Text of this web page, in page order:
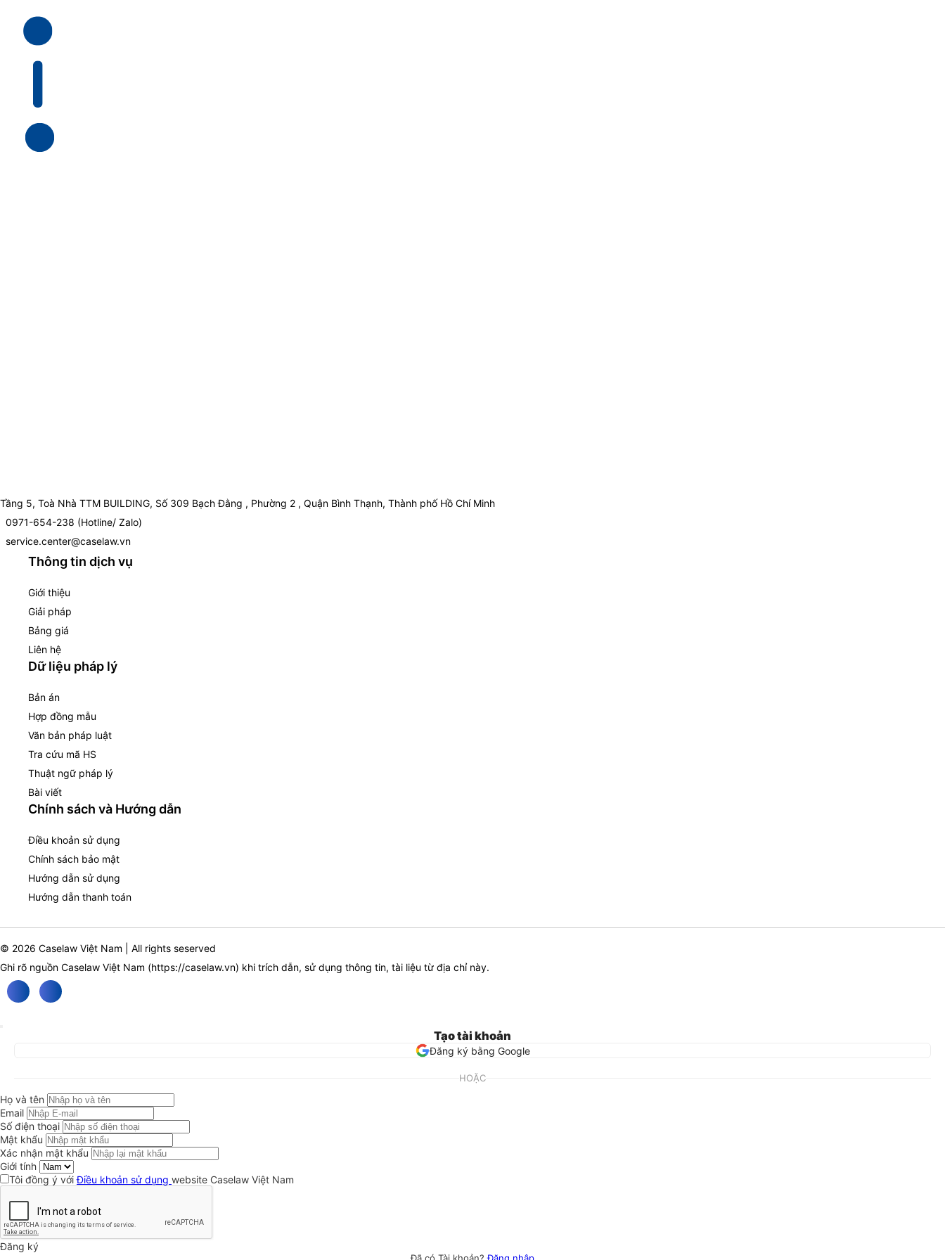
Tầng 5, Toà Nhà TTM BUILDING, Số 309 Bạch Đằng , Phường 2 , Quận Bình Thạnh, Thành phố Hồ Chí Minh
0971-654-238 (Hotline/ Zalo)
service.center@caselaw.vn
Thông tin dịch vụ
Giới thiệu
Giải pháp
Bảng giá
Liên hệ
Dữ liệu pháp lý
Bản án
Hợp đồng mẫu
Văn bản pháp luật
Tra cứu mã HS
Thuật ngữ pháp lý
Bài viết
Chính sách và Hướng dẫn
Điều khoản sử dụng
Chính sách bảo mật
Hướng dẫn sử dụng
Hướng dẫn thanh toán
© 2026 Caselaw Việt Nam | All rights seserved
Ghi rõ nguồn Caselaw Việt Nam (https://caselaw.vn) khi trích dẫn, sử dụng thông tin, tài liệu từ địa chỉ này.
Tạo tài khoản
Đăng ký bằng Google
HOẶC
Họ và tên
Email
Số điện thoại
Mật khẩu
Xác nhận mật khẩu
Giới tính
Tôi đồng ý vớiĐiều khoản sử dụng website Caselaw Việt Nam
Đăng ký